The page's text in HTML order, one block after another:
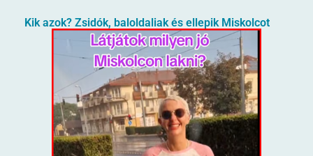
Kik azok? Zsidók, baloldaliak és ellepik Miskolcot